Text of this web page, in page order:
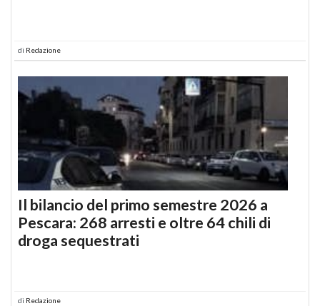
di Redazione
Il bilancio del primo semestre 2026 a
Pescara: 268 arresti e oltre 64 chili di
droga sequestrati
di Redazione